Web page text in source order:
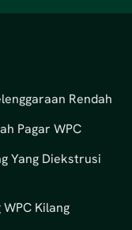
Rendah
Pagar WPC
Yang Diekstrusi
Kilang